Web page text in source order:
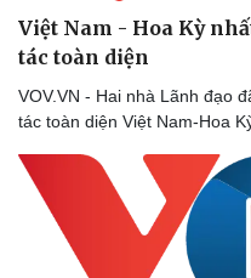
Việt Nam - Hoa Kỳ
tác toàn diện
VOV.VN - Hai nhà Lãnh đạo
tác toàn diện Việt Nam-Hoa